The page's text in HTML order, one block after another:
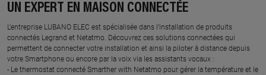
UN EXPERT EN MAISON CONNECTÉE
L’entreprise LUBANO ELEC est spécialisée dans l’installation de produits
connectés Legrand et Netatmo. Découvrez ces solutions connectées qui
permettent de connecter votre installation et ainsi la piloter à distance depuis
votre Smartphone ou encore par la voix via les assistants vocaux :
- Le thermostat connecté Smarther with Netatmo pour gérer la température et le